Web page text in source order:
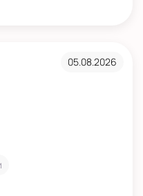
05.08.2026